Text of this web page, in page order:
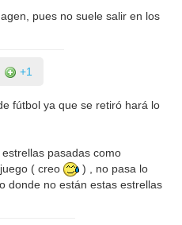
pues no suele salir en los
+1
fútbol ya que se retiró hará lo
pasadas como
( creo
) , no pasa lo
donde no están estas estrellas